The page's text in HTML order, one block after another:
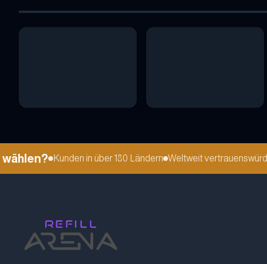
Kunden in über 180 Ländern Weltweit vertrauenswürdig